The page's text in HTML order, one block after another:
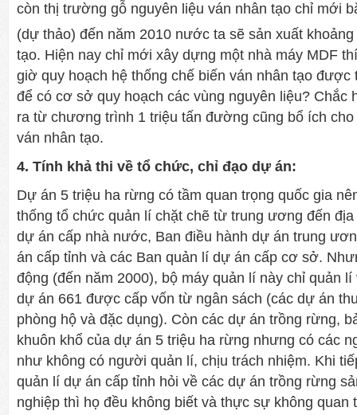
còn thị trường gỗ nguyên liệu ván nhân tạo chỉ mới
(dự thảo) đến năm 2010 nước ta sẽ sản xuất
tạo. Hiện nay chỉ mới xây dựng một nhà máy MDF
giờ quy hoạch hệ thống chế biến ván nhân tạo được
để có cơ sở quy hoạch các vùng nguyên liệu? Chắc
ra từ chương trình 1 triệu tấn đường cũng bổ ích
ván nhân tạo.
4. Tính khả thi về tổ chức, chỉ đạo dự án:
Dự án 5 triệu ha rừng có tầm quan trọng quốc gia
thống tổ chức quản lí chặt chẽ từ trung ương đến
dự án cấp nhà nước, Ban điều hành dự án trung
án cấp tỉnh và các Ban quản lí dự án cấp cơ sở.
động (đến năm 2000), bộ máy quản lí này chỉ quản
dự án 661 được cấp vốn từ ngân sách (các dự án
phòng hộ và đặc dụng). Còn các dự án trồng rừng,
khuôn khổ của dự án 5 triệu ha rừng nhưng có các
như không có người quản lí, chịu trách nhiệm. Khi
quản lí dự án cấp tỉnh hỏi về các dự án trồng rừng
nghiệp thì họ đều không biết và thực sự không quan